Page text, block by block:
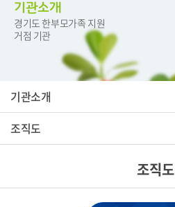
기관소개
경기도 한부모가족 지원
거점 기관
기관소개
조직도
조직도